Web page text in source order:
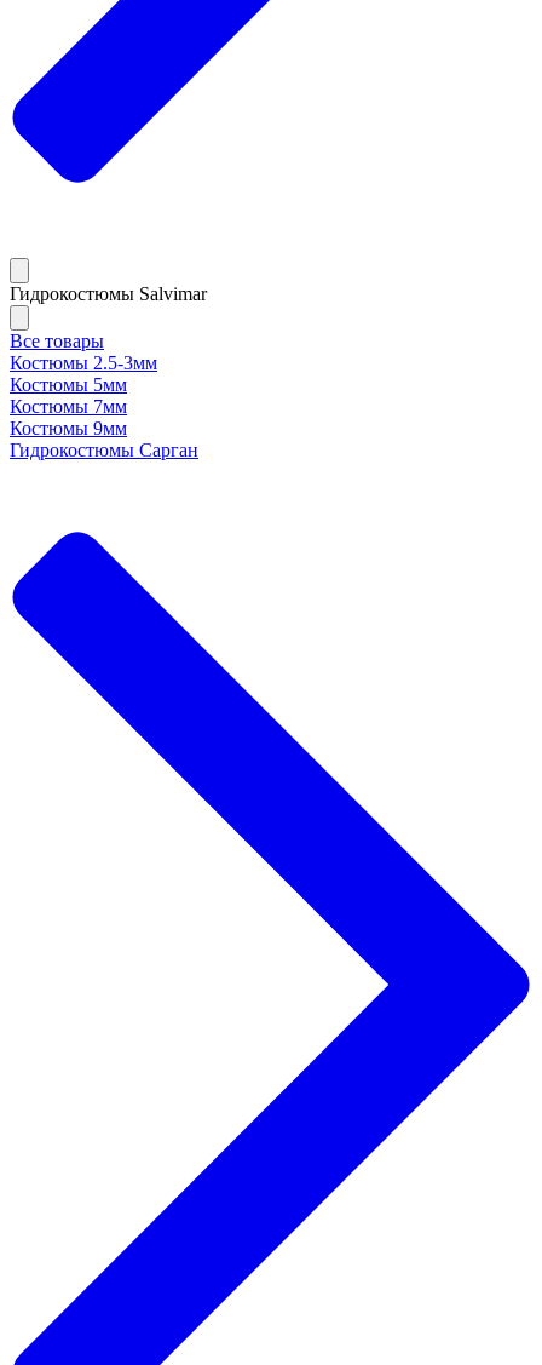
Гидрокостюмы Salvimar
Все товары
Костюмы 2.5-3мм
Костюмы 5мм
Костюмы 7мм
Костюмы 9мм
Гидрокостюмы Сарган